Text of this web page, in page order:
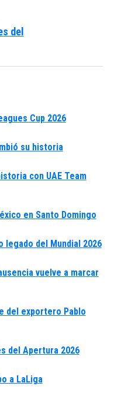
del
Cup 2026
su historia
con UAE Team
en Santo Domingo
del Mundial 2026
vuelve a marcar
del exportero Pablo
del Apertura 2026
a LaLiga